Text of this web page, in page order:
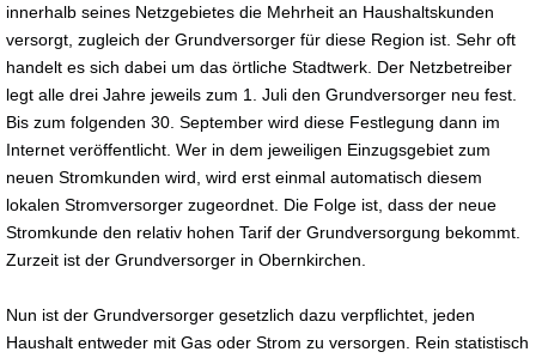
innerhalb seines Netzgebietes die Mehrheit an Haushaltskunden
versorgt, zugleich der Grundversorger für diese Region ist. Sehr oft
handelt es sich dabei um das örtliche Stadtwerk. Der Netzbetreiber
legt alle drei Jahre jeweils zum 1. Juli den Grundversorger neu fest.
Bis zum folgenden 30. September wird diese Festlegung dann im
Internet veröffentlicht. Wer in dem jeweiligen Einzugsgebiet zum
neuen Stromkunden wird, wird erst einmal automatisch diesem
lokalen Stromversorger zugeordnet. Die Folge ist, dass der neue
Stromkunde den relativ hohen Tarif der Grundversorgung bekommt.
Zurzeit ist der Grundversorger in Obernkirchen.
Nun ist der Grundversorger gesetzlich dazu verpflichtet, jeden
Haushalt entweder mit Gas oder Strom zu versorgen. Rein statistisch